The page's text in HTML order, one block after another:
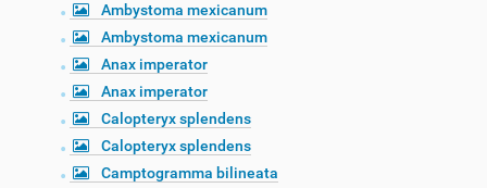
Ambystoma mexicanum
Ambystoma mexicanum
Anax imperator
Anax imperator
Calopteryx splendens
Calopteryx splendens
Camptogramma bilineata